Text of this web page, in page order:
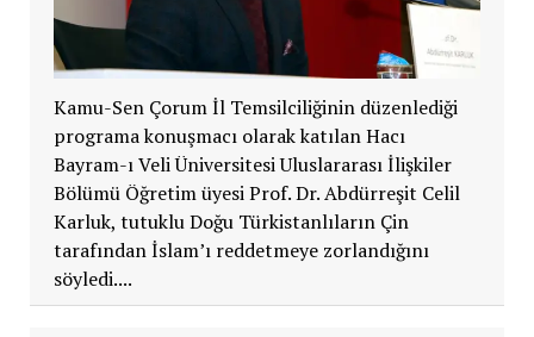
Kamu-Sen Çorum İl Temsilciliğinin düzenlediği
programa konuşmacı olarak katılan Hacı
Bayram-ı Veli Üniversitesi Uluslararası İlişkiler
Bölümü Öğretim üyesi Prof. Dr. Abdürreşit Celil
Karluk, tutuklu Doğu Türkistanlıların Çin
tarafından İslam’ı reddetmeye zorlandığını
söyledi....